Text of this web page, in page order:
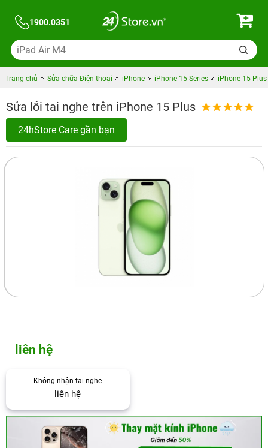
1900.0351
Trang chủ Sửa chữa Điện thoại iPhone iPhone 15 Series iPhone 15 Plus
Sửa lỗi tai nghe trên iPhone 15 Plus
24hStore Care gần bạn
liên hệ
Không nhận tai nghe
liên hệ